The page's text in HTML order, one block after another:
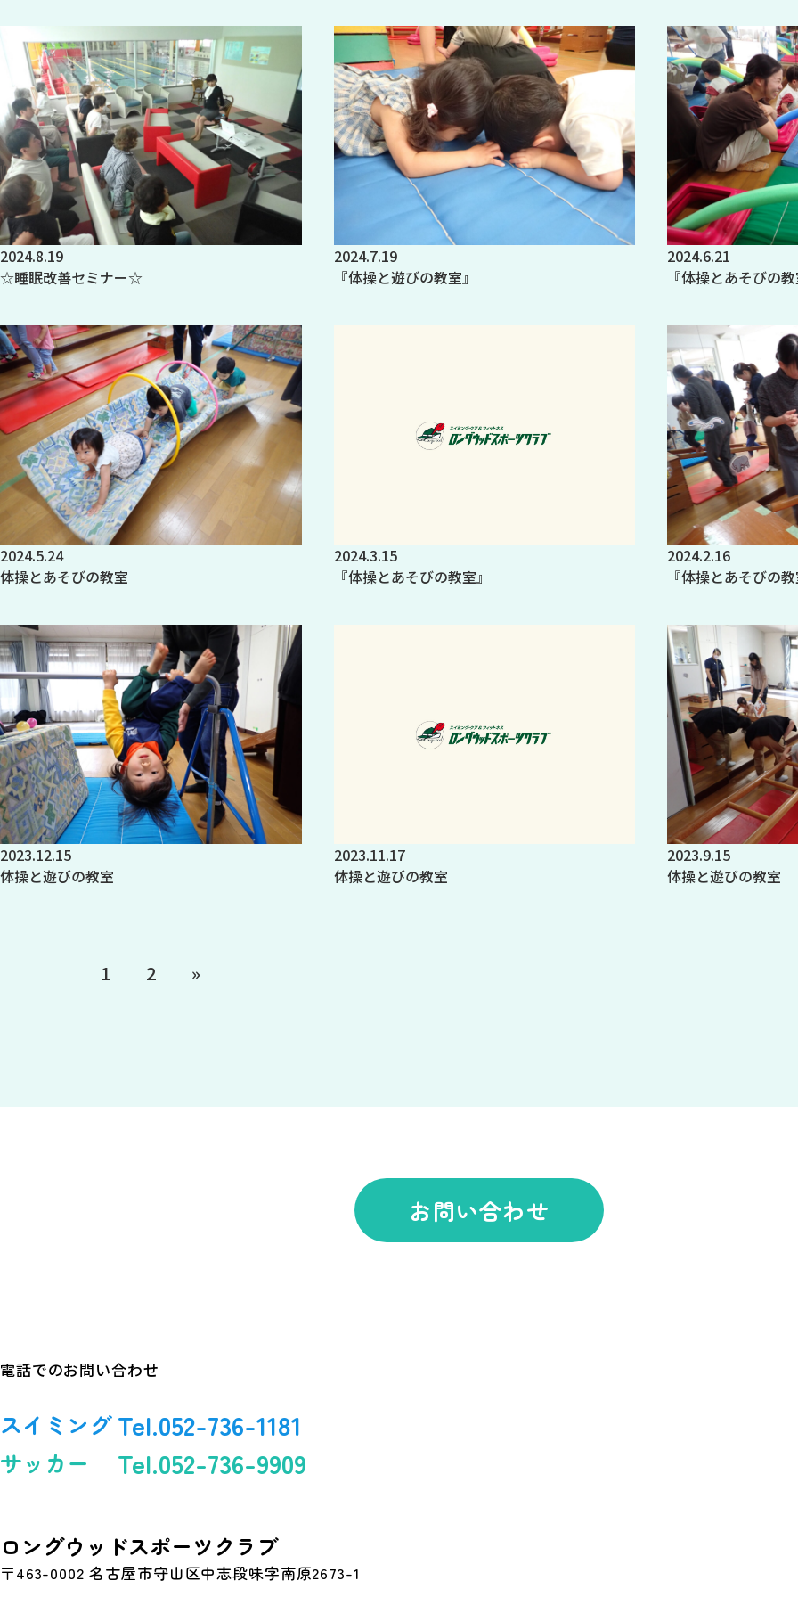
2024.8.19
☆睡眠改善セミナー☆
2024.7.19
『体操と遊びの教室』
2024.6.21
『体操とあそびの
2024.5.24
体操とあそびの教室
2024.3.15
『体操とあそびの教室』
2024.2.16
『体操とあそびの
2023.12.15
体操と遊びの教室
2023.11.17
体操と遊びの教室
2023.9.15
体操と遊びの教室
1 2 »
お問い合わせ
電話でのお問い合わせ
スイミング Tel.052-736-1181
サッカー Tel.052-736-9909
ロングウッドスポーツクラブ
〒463-0002 名古屋市守山区中志段味字南原2673-1